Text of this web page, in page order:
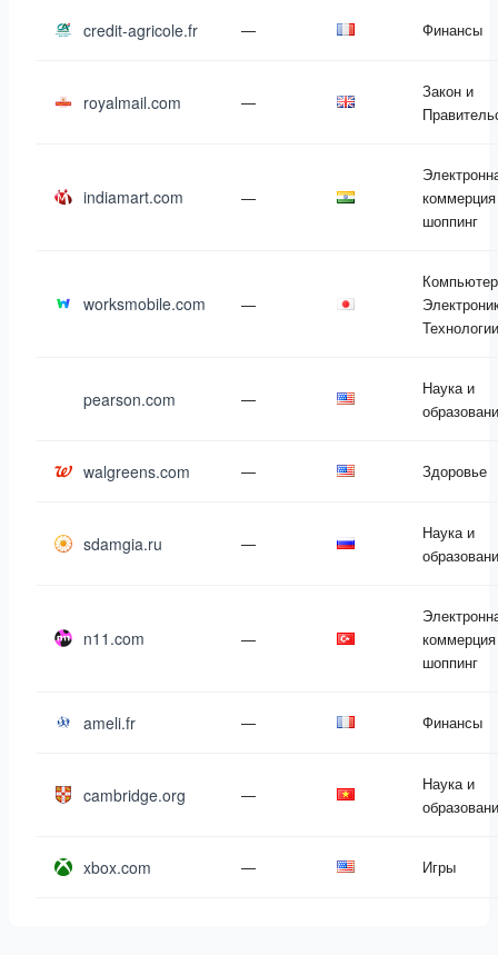
credit-agricole.fr — Финансы
royalmail.com —
Закон и
indiamart.com —
шоппинг
worksmobile.com —
Технологии
pearson.com —
Наука и
walgreens.com — Здоровье
sdamgia.ru —
Наука и
n11.com —
шоппинг
ameli.fr — Финансы
cambridge.org —
Наука и
xbox.com — Игры